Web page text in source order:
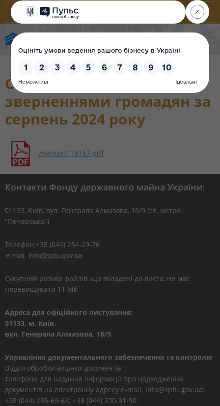
Стан роботи із
зверненнями громадян за
серпень 2024 року
zvernzvit_18167.pdf
Контакти Фонду державного майна України:
01133, Kиїв, вул. Генерала Алмазова, 18/9 (ст. метро
"Печерська")
Телефон:+38 (044) 254-29-76
Сукупний розмір файлів, що вкладені до листа, не має
перевищувати 11 Мб
Адреса для офіційного листування:
01133, м. Київ,
вул. Генерала Алмазова, 18/9.
Управління документального забезпечення та контролю
Відділ обробки вхідних документів :
телефони для надання інформації про надходження
документів на електронну адресу e-mail: info@spfu.gov.ua:
+38 (044) 286-69-63; +38 (044) 200-31-90;